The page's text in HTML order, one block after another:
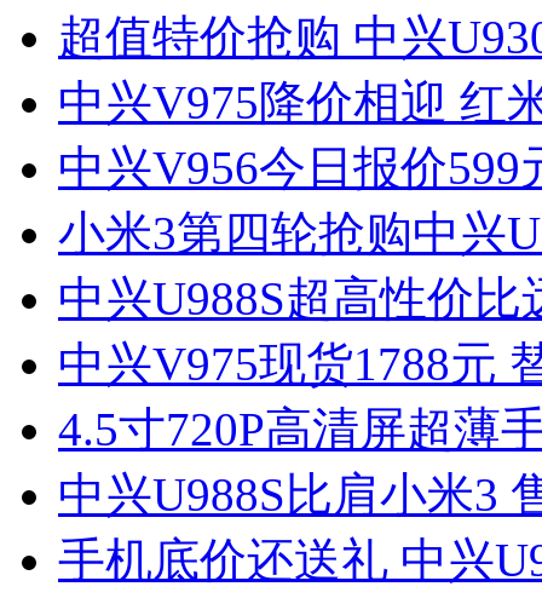
超值特价抢购 中兴
中兴V975降价相迎 红
中兴V956今日报价599
小米3第四轮抢购中兴
中兴U988S超高性价比
中兴V975现货1788元
4.5寸720P高清屏超薄
中兴U988S比肩小米3
手机底价还送礼 中兴